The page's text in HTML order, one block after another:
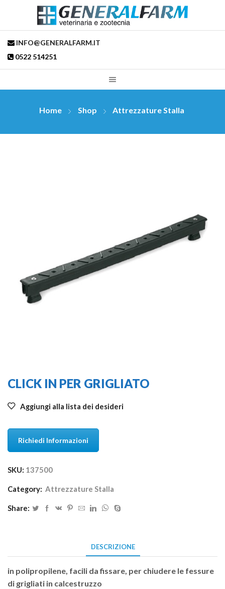
INFO@GENERALFARM.IT
0522 514251
Home Shop Attrezzature Stalla
CLICK IN PER GRIGLIATO
Aggiungi alla lista dei desideri
Richiedi Informazioni
SKU: 137500
Category: Attrezzature Stalla
Share:
DESCRIZIONE
in polipropilene, facili da fissare, per chiudere le fessure
di grigliati in calcestruzzo